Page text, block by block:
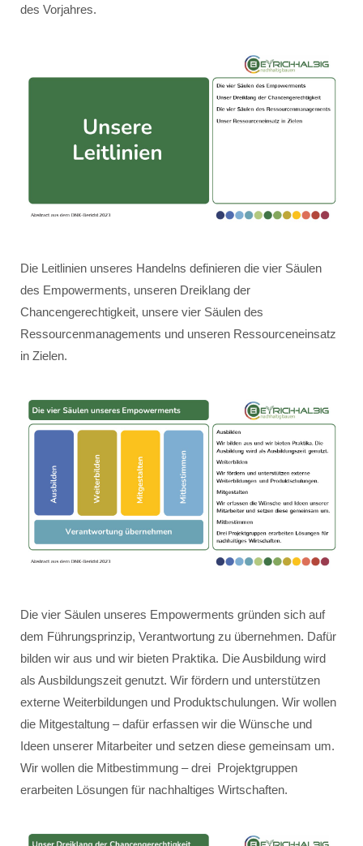
des Vorjahres.
Die Leitlinien unseres Handelns definieren die vier Säulen
des Empowerments, unseren Dreiklang der
Chancengerechtigkeit, unsere vier Säulen des
Ressourcenmanagements und unseren Ressourceneinsatz
in Zielen.
Die vier Säulen unseres Empowerments gründen sich auf
dem Führungsprinzip, Verantwortung zu übernehmen. Dafür
bilden wir aus und wir bieten Praktika. Die Ausbildung wird
als Ausbildungszeit genutzt. Wir fördern und unterstützen
externe Weiterbildungen und Produktschulungen. Wir wollen
die Mitgestaltung – dafür erfassen wir die Wünsche und
Ideen unserer Mitarbeiter und setzen diese gemeinsam um.
Wir wollen die Mitbestimmung – drei Projektgruppen
erarbeiten Lösungen für nachhaltiges Wirtschaften.